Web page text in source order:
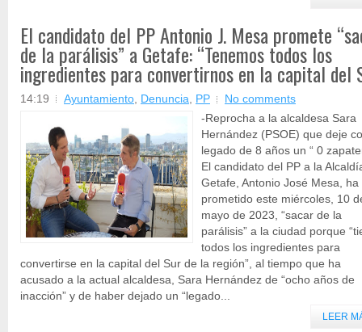
El candidato del PP Antonio J. Mesa promete
de la parálisis” a Getafe: “Tenemos todos los
ingredientes para convertirnos en la capital del
14:19 Ayuntamiento, Denuncia, PP
No comments
-Reprocha a la alcaldesa Sara
Hernández (PSOE) que deje
legado de 8 años un “ 0
El candidato del PP a la
Getafe, Antonio José Mesa, ha
prometido este miércoles, 10
mayo de 2023, “sacar de la
parálisis” a la ciudad porque
todos los ingredientes para
convertirse en la capital del Sur de la región”, al tiempo que ha
acusado a la actual alcaldesa, Sara Hernández de “ocho años de
inacción” y de haber dejado un “legado...
LEER